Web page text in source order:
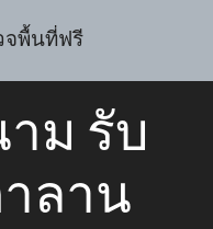
จพื้นที่ฟรี
ม รับ
ลาน